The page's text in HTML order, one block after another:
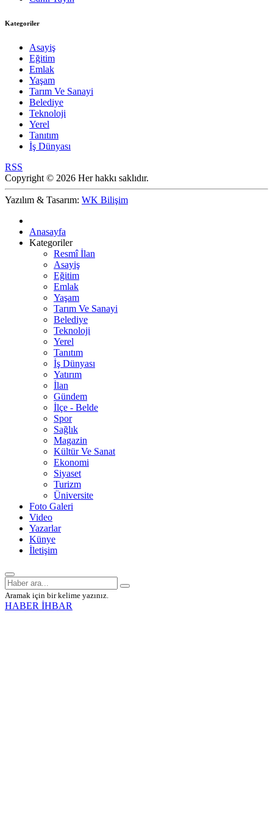
Kategoriler
Asayiş
Eğitim
Emlak
Yaşam
Tarım Ve Sanayi
Belediye
Teknoloji
Yerel
Tanıtım
İş Dünyası
RSS
Copyright © 2026 Her hakkı saklıdır.
Yazılım & Tasarım: WK Bilişim
Anasayfa
Kategoriler
Resmî İlan
Asayiş
Eğitim
Emlak
Yaşam
Tarım Ve Sanayi
Belediye
Teknoloji
Yerel
Tanıtım
İş Dünyası
Yatırım
İlan
Gündem
İlçe - Belde
Spor
Sağlık
Magazin
Kültür Ve Sanat
Ekonomi
Siyaset
Turizm
Üniversite
Foto Galeri
Video
Yazarlar
Künye
İletişim
Aramak için bir kelime yazınız.
HABER İHBAR